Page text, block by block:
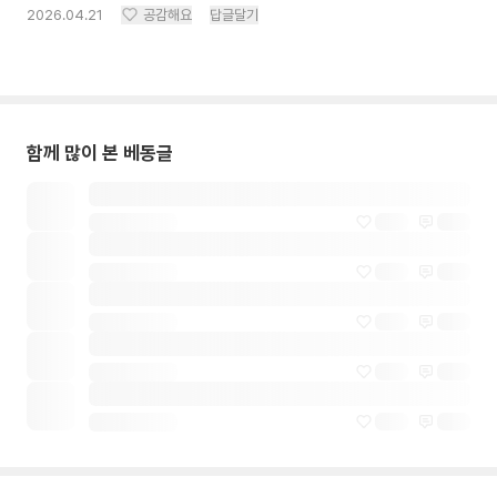
2026.04.21 공감해요 답글달기
함께 많이 본 베동글